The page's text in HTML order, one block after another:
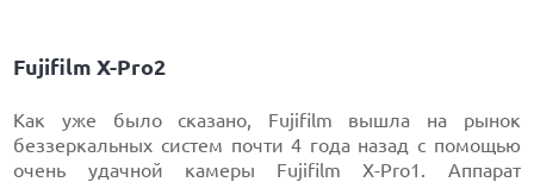
Fujifilm X-Pro2
Как уже было сказано, Fujifilm вышла на рынок
беззеркальных систем почти 4 года назад с помощью
очень удачной камеры Fujifilm X-Pro1. Аппарат